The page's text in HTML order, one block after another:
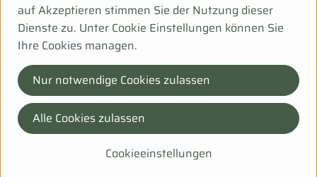
A 3913 Sprögnitz
"Wir von Sonnentor glauben fest daran,dass in der Natur
die besten Rezepte für ein schönes und langes Leben
stecken.Dafür arbeiten wir und davon leben wir.Und wir
glauben,dass die biologische Landwirtschaft die einzige
Alternative zu den immer größer werdenden Problemen
von Monokultur und Überproduktion ist.Der Kreislauf,das
auf Akzeptieren stimmen Sie der Nutzung dieser
Dienste zu. Unter Cookie Einstellungen können Sie
Ihre Cookies managen.
Cookieeinstellungen
Nur notwendige Cookies zulassen
Alle Cookies zulassen